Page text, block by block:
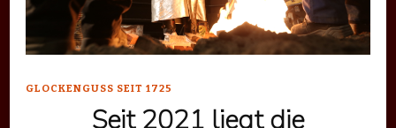
GLOCKENGUSS SEIT 1725
Seit 2021 liegt die